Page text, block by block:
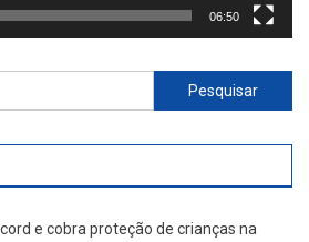
06:50
Pesquisar
por:
e cobra proteção de crianças na